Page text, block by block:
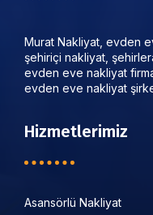
Murat Nakliyat, evden
şehiriçi nakliyat,
evden eve nakliyat
evden eve nakliyat
Hizmetlerimiz
Asansörlü Nakliyat